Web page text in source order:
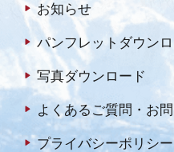
お知らせ
パンフレットダウン
写真ダウンロード
よくあるご質問・お
プライバシーポリシー